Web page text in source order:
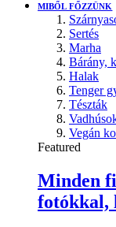
MIBŐL FŐZZÜNK
Sertés
Marha
Bárány,
Halak
Tenger
Tészták
Vegán
Featured
Minden
fotókkal,